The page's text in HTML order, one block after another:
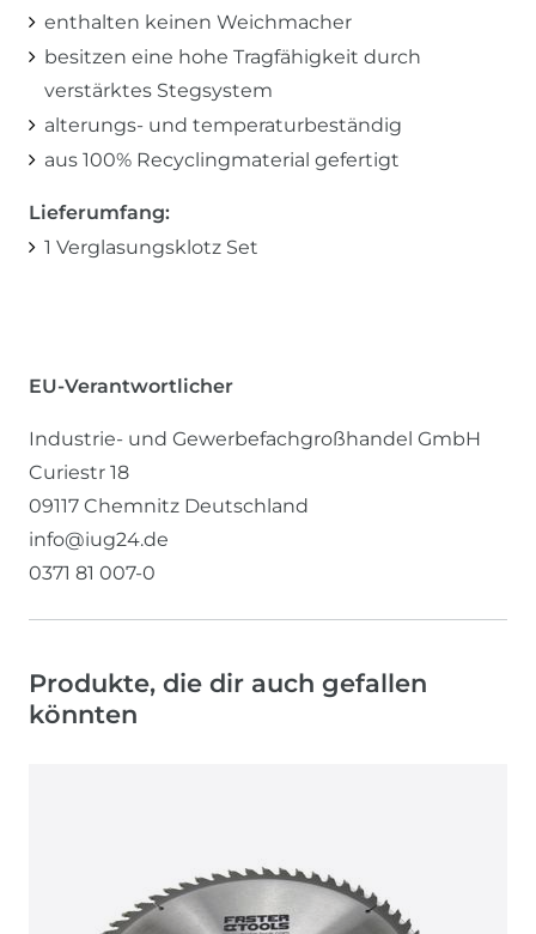
enthalten keinen Weichmacher
besitzen eine hohe Tragfähigkeit durch
verstärktes Stegsystem
alterungs- und temperaturbeständig
aus 100% Recyclingmaterial gefertigt
Lieferumfang:
1 Verglasungsklotz Set
EU-Verantwortlicher
Industrie- und Gewerbefachgroßhandel GmbH
Curiestr 18
09117 Chemnitz Deutschland
info@iug24.de
0371 81 007-0
Produkte, die dir auch gefallen
könnten